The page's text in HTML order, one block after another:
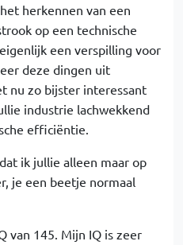
herkennen van een
op een technische
een verspilling voor
deze dingen uit
nu zo bijster interessant
industrie lachwekkend
efficiëntie.
ik jullie alleen maar op
je een beetje normaal
van 145. Mijn IQ is zeer